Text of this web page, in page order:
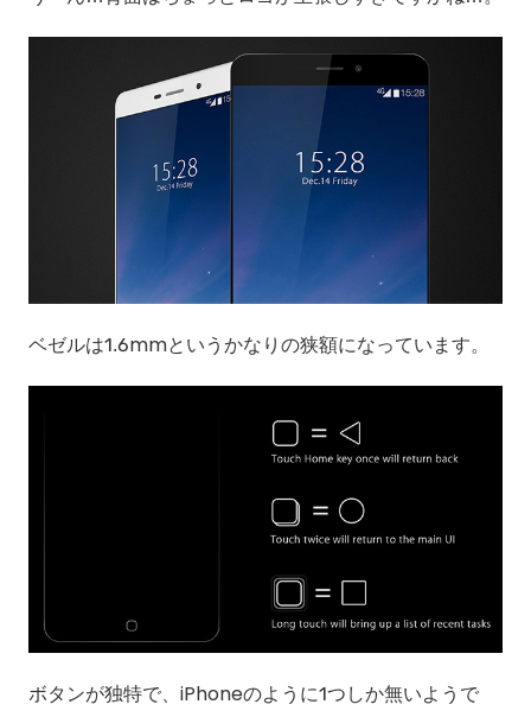
ベゼルは1.6mmというかなりの狭額になっています。
ボタンが独特で、iPhoneのように1つしか無いようで